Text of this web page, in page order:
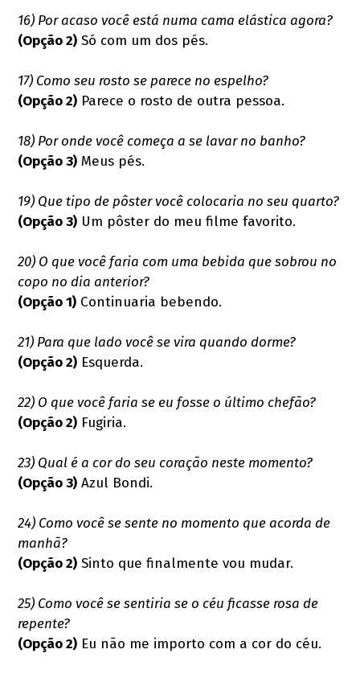
16) Por acaso você está numa cama elástica agora?
(Opção 2) Só com um dos pés.
17) Como seu rosto se parece no espelho?
(Opção 2) Parece o rosto de outra pessoa.
18) Por onde você começa a se lavar no banho?
(Opção 3) Meus pés.
19) Que tipo de pôster você colocaria no seu quarto?
(Opção 3) Um pôster do meu filme favorito.
20) O que você faria com uma bebida que sobrou no
copo no dia anterior?
(Opção 1) Continuaria bebendo.
21) Para que lado você se vira quando dorme?
(Opção 2) Esquerda.
22) O que você faria se eu fosse o último chefão?
(Opção 2) Fugiria.
23) Qual é a cor do seu coração neste momento?
(Opção 3) Azul Bondi.
24) Como você se sente no momento que acorda de
manhã?
(Opção 2) Sinto que finalmente vou mudar.
25) Como você se sentiria se o céu ficasse rosa de
repente?
(Opção 2) Eu não me importo com a cor do céu.